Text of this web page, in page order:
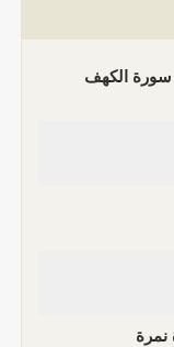
سورة الكهف